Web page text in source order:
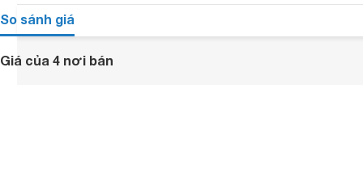
So sánh giá
Giá của 4 nơi bán